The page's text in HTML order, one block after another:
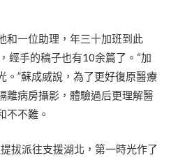
和一位助理，年三十加班到此
經手的稿子也有10余篇了。“加
。”蘇成威說，為了更好復原醫療
離病房攝影，體驗過后更理解醫
不不難。
拔派往支援湖北，第一時光作了